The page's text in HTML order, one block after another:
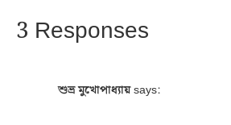
3 Responses
শুভ্র মুখোপাধ্যায়says: